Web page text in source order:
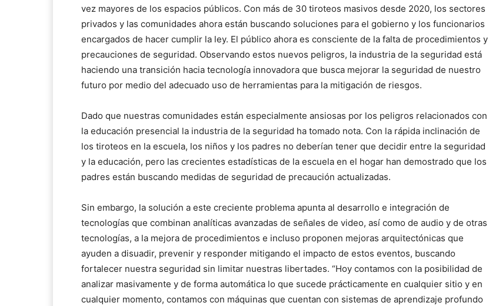
vez mayores de los espacios públicos. Con más de 30 tiroteos masivos desde 2020, los sectores
privados y las comunidades ahora están buscando soluciones para el gobierno y los funcionarios
encargados de hacer cumplir la ley. El público ahora es consciente de la falta de procedimientos y
precauciones de seguridad. Observando estos nuevos peligros, la industria de la seguridad está
haciendo una transición hacia tecnología innovadora que busca mejorar la seguridad de nuestro
futuro por medio del adecuado uso de herramientas para la mitigación de riesgos.
Dado que nuestras comunidades están especialmente ansiosas por los peligros relacionados con
la educación presencial la industria de la seguridad ha tomado nota. Con la rápida inclinación de
los tiroteos en la escuela, los niños y los padres no deberían tener que decidir entre la seguridad
y la educación, pero las crecientes estadísticas de la escuela en el hogar han demostrado que los
padres están buscando medidas de seguridad de precaución actualizadas.
Sin embargo, la solución a este creciente problema apunta al desarrollo e integración de
tecnologías que combinan analíticas avanzadas de señales de video, así como de audio y de otras
tecnologías, a la mejora de procedimientos e incluso proponen mejoras arquitectónicas que
ayuden a disuadir, prevenir y responder mitigando el impacto de estos eventos, buscando
fortalecer nuestra seguridad sin limitar nuestras libertades. “Hoy contamos con la posibilidad de
analizar masivamente y de forma automática lo que sucede prácticamente en cualquier sitio y en
cualquier momento, contamos con máquinas que cuentan con sistemas de aprendizaje profundo